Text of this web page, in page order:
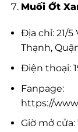
Muối Ớt
Địa chỉ: 21/
Thạnh,
Điện thoại:
Fanpage:
https://
Giờ mở cửa: